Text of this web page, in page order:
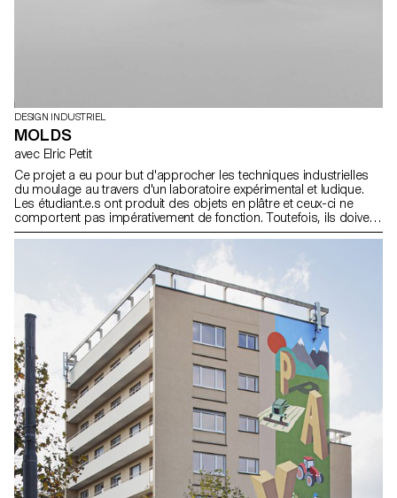
DESIGN INDUSTRIEL
MOLDS
avec Elric Petit
Ce projet a eu pour but d'approcher les techniques industrielles
du moulage au travers d'un laboratoire expérimental et ludique.
Les étudiant.e.s ont produit des objets en plâtre et ceux-ci ne
comportent pas impérativement de fonction. Toutefois, ils doivent
être techniquement intéressants, c'est à dire que leurs moules
sont simples à produire et que les pièces moulées comportent
des particularités singulières inhérentes au processus du
moulage. Les moules (matériaux libres) à même titre que les
objets moulés en plâtre ont été montré aux évaluations sous la
forme d'une exposition collective.